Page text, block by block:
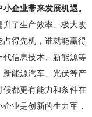
企业带来发展机遇。
了生产效率、极大改
得先机，谁就能赢得
信息技术、新能源等
能源汽车、光伏等产
都更有能力和条件在
业是创新的生力军，